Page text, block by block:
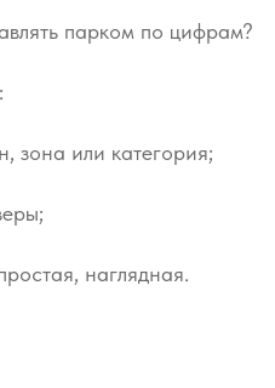
парком по цифрам?
зона или категория;
наглядная.